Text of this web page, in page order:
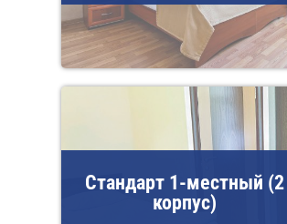
Стандарт 1-местный (2
корпус)